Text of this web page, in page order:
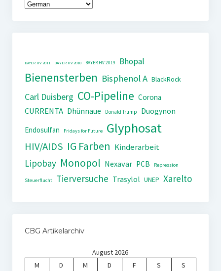
BAYER HV 2011 BAYER HV 2018 BAYER HV 2019 Bhopal
Bienensterben Bisphenol A BlackRock
Carl Duisberg CO-Pipeline Corona
CURRENTA Dhünnaue Donald Trump
Duogynon
Endosulfan
Fridays for Future Glyphosat
HIV/AIDS IG Farben Kinderarbeit
Lipobay Monopol Nexavar PCB Repression
Steuerflucht Tierversuche Trasylol UNEP Xarelto
CBG Artikelarchiv
August 2026
M
D M D F S
S